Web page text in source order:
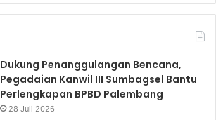
Dukung Penanggulangan Bencana,
Pegadaian Kanwil III Sumbagsel Bantu
Perlengkapan BPBD Palembang
28 Juli 2026